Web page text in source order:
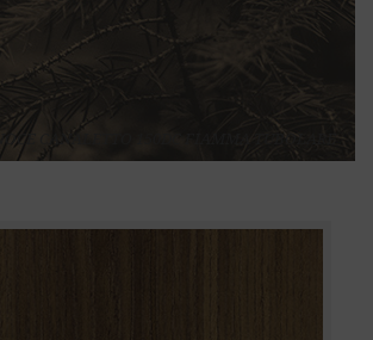
NOCE CANALETTO 150DC FIAMMA TUBOLARE